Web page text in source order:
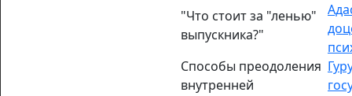
"Что стоит за "ленью"
выпускника?"
Способы преодоления
внутренней